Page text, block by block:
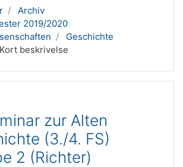
Archiv
2019/2020
Geschichte
Kort beskrivelse
zur Alten
(3./4. FS)
2 (Richter)